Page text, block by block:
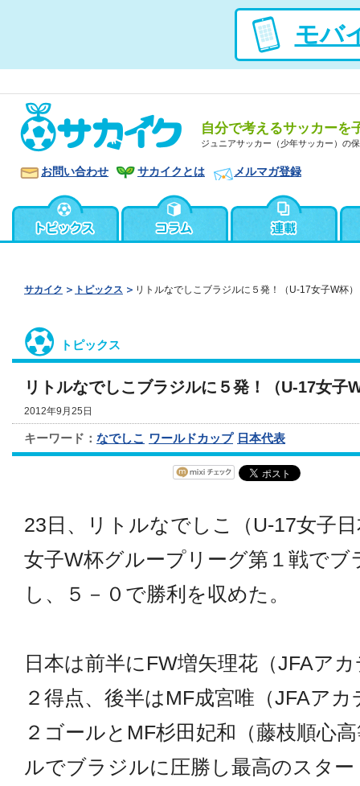
モバ
自分で考えるサッカーを
ジュニアサッカー（少年サッカー）の
お問い合わせ サカイクとは メルマガ登録
サカイク トピックス リトルなでしこブラジルに５発！（U-17女子W杯）
トピックス
リトルなでしこブラジルに５発！（U-17女子
2012年9月25日
キーワード： なでしこ ワールドカップ 日本代表
23日、リトルなでしこ（U-17女子
女子W杯グループリーグ第１戦でブ
し、５－０で勝利を収めた。
日本は前半にFW増矢理花（JFAア
２得点、後半はMF成宮唯（JFAア
２ゴールとMF杉田妃和（藤枝順心
ルでブラジルに圧勝し最高のスタ